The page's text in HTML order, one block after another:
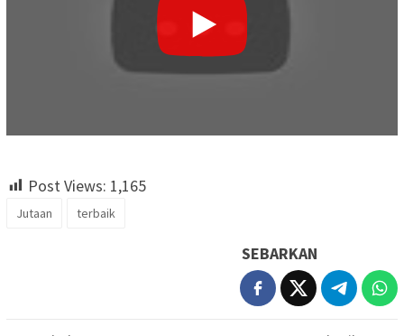
Post Views: 1,165
Jutaan terbaik
SEBARKAN